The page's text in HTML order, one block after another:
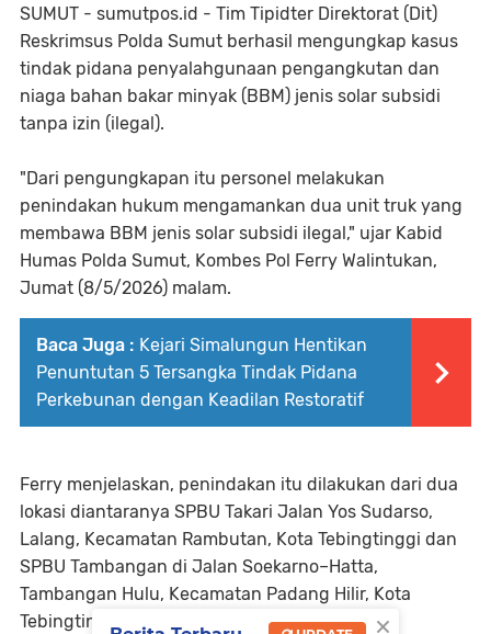
SUMUT - sumutpos.id - Tim Tipidter Direktorat (Dit)
Reskrimsus Polda Sumut berhasil mengungkap kasus
tindak pidana penyalahgunaan pengangkutan dan
niaga bahan bakar minyak (BBM) jenis solar subsidi
tanpa izin (ilegal).
"Dari pengungkapan itu personel melakukan
penindakan hukum mengamankan dua unit truk yang
membawa BBM jenis solar subsidi ilegal," ujar Kabid
Humas Polda Sumut, Kombes Pol Ferry Walintukan,
Jumat (8/5/2026) malam.
Baca Juga : Kejari Simalungun Hentikan
Penuntutan 5 Tersangka Tindak Pidana
Perkebunan dengan Keadilan Restoratif
Ferry menjelaskan, penindakan itu dilakukan dari dua
lokasi diantaranya SPBU Takari Jalan Yos Sudarso,
Lalang, Kecamatan Rambutan, Kota Tebingtinggi dan
SPBU Tambangan di Jalan Soekarno–Hatta,
Tambangan Hulu, Kecamatan Padang Hilir, Kota
Tebingtinggi, pada Selasa (5/5/2026) dinihari.